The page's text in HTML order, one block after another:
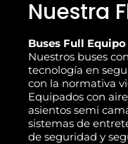
Nuestra
Buses Full Equipo
Nuestros buses
tecnología en
con la normativa
Equipados con
asientos semi
sistemas de
de seguridad y